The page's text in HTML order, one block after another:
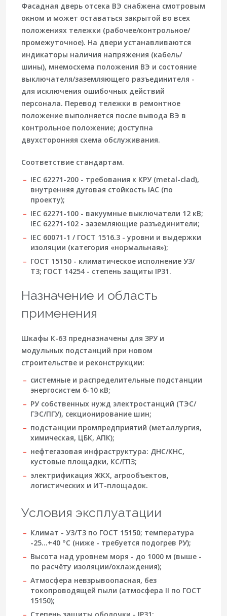
Фасадная дверь отсека ВЭ снабжена смотровым
окном и может оставаться закрытой во всех
положениях тележки (рабочее/контрольное/
промежуточное). На двери устанавливаются
индикаторы наличия напряжения (кабель/
шины), мнемосхема положения ВЭ и состояние
выключателя/заземляющего разъединителя -
для исключения ошибочных действий
персонала. Перевод тележки в ремонтное
положение выполняется после вывода ВЭ в
контрольное положение; доступна
двухсторонняя схема обслуживания.
Соответствие стандартам.
IEC 62271-200 - требования к КРУ (metal-clad),
внутренняя дуговая стойкость IAC (по
проекту);
IEC 62271-100 - вакуумные выключатели 12 кВ;
IEC 62271-102 - заземляющие разъединители;
IEC 60071-1 / ГОСТ 1516.3 - уровни и выдержки
изоляции (категория «нормальная»);
ГОСТ 15150 - климатическое исполнениеУ3/
Т3; ГОСТ 14254 - степень защиты IP31.
Назначение и область
применения
Шкафы К-63 предназначены для ЗРУ и
модульных подстанций при новом
строительстве и реконструкции:
системные и распределительные подстанции
энергосистем 6-10 кВ;
РУ собственных нужд электростанций (ТЭС/
ГЭС/ПГУ), секционирование шин;
подстанции промпредприятий (металлургия,
химическая, ЦБК, АПК);
нефтегазовая инфраструктура: ДНС/КНС,
кустовые площадки, КС/ГПЗ;
электрификация ЖКХ, агрообъектов,
логистических и ИТ-площадок.
Условия эксплуатации
Климат -У3/Т3 по ГОСТ 15150; температура
-25…+40 °C (ниже - требуется подогрев РУ);
Высота над уровнем моря - до 1000 м (выше -
по расчёту изоляции/охлаждения);
Атмосфера невзрывоопасная, без
токопроводящей пыли (атмосфера II по ГОСТ
15150);